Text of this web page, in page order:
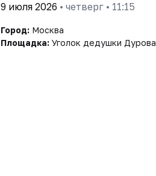
9 июля 2026 • четверг • 11:15
Город: Москва
Площадка: Уголок дедушки Дурова